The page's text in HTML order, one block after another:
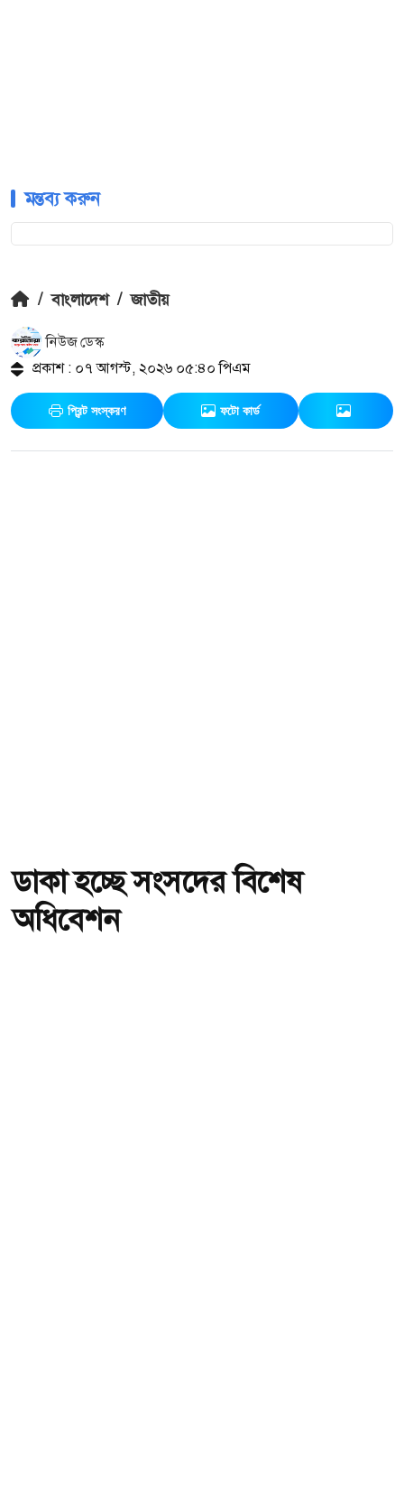
মন্তব্য করুন
/ বাংলাদেশ / জাতীয়
নিউজ ডেস্ক
প্রকাশ : ০৭ আগস্ট, ২০২৬ ০৫:৪০ পিএম
প্রিন্ট সংস্করণ ফটো কার্ড
ডাকা হচ্ছে সংসদের বিশেষ
অধিবেশন